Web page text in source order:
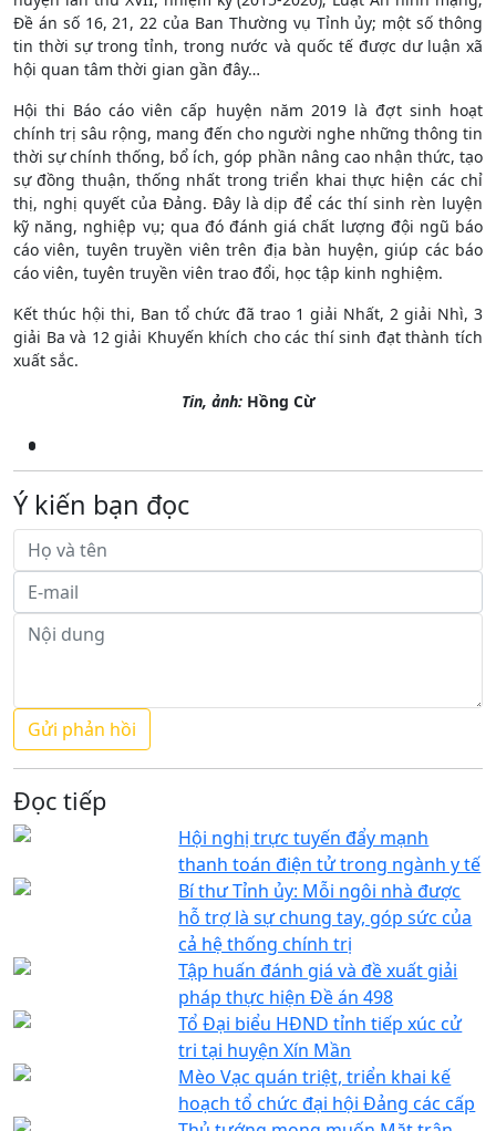
Đề án số 16, 21, 22 của Ban Thường vụ Tỉnh ủy; một số thông
tin thời sự trong tỉnh, trong nước và quốc tế được dư luận xã
hội quan tâm thời gian gần đây…
Hội thi Báo cáo viên cấp huyện năm 2019 là đợt sinh hoạt
chính trị sâu rộng, mang đến cho người nghe những thông tin
thời sự chính thống, bổ ích, góp phần nâng cao nhận thức, tạo
sự đồng thuận, thống nhất trong triển khai thực hiện các chỉ
thị, nghị quyết của Đảng. Đây là dịp để các thí sinh rèn luyện
kỹ năng, nghiệp vụ; qua đó đánh giá chất lượng đội ngũ báo
cáo viên, tuyên truyền viên trên địa bàn huyện, giúp các báo
cáo viên, tuyên truyền viên trao đổi, học tập kinh nghiệm.
Kết thúc hội thi, Ban tổ chức đã trao 1 giải Nhất, 2 giải Nhì, 3
giải Ba và 12 giải Khuyến khích cho các thí sinh đạt thành tích
xuất sắc.
Tin, ảnh:Hồng Cừ
Ý kiến bạn đọc
Đọc tiếp
Hội nghị trực tuyến đẩy mạnh
thanh toán điện tử trong ngành y tế
Bí thư Tỉnh ủy: Mỗi ngôi nhà được
hỗ trợ là sự chung tay, góp sức của
cả hệ thống chính trị
Tập huấn đánh giá và đề xuất giải
pháp thực hiện Đề án 498
Tổ Đại biểu HĐND tỉnh tiếp xúc cử
tri tại huyện Xín Mần
Mèo Vạc quán triệt, triển khai kế
hoạch tổ chức đại hội Đảng các cấp